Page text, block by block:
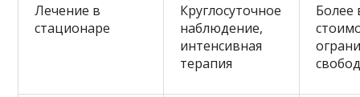
Лечение в
стационаре
Круглосуточное
наблюдение,
интенсивная
терапия
Более